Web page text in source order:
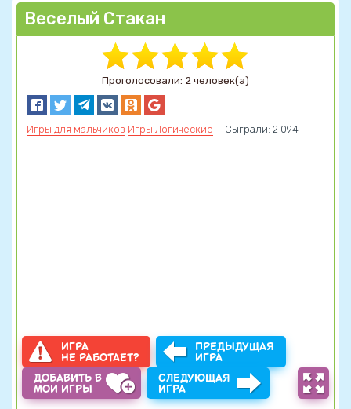
Веселый Стакан
Проголосовали: 2 человек(а)
Игры для мальчиков Игры Логические Сыграли: 2 094
ИГРА
НЕ РАБОТАЕТ?
ПРЕДЫДУЩАЯ
ИГРА
ДОБАВИТЬ В
МОИ ИГРЫ
СЛЕДУЮЩАЯ
ИГРА